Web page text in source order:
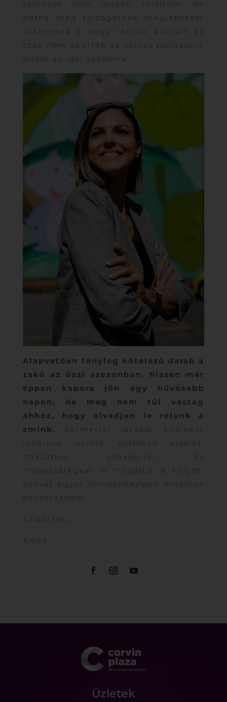
színeket nem igazán találtam, de
hátha még tartogatnak meglepetést
számomra a nagy láncok boltjait és
csak nem akarták az összes puskaport
ellőni az idei szezonra.
Alapvetően tényleg kötelező darab a
zakó az őszi szezonban, hiszen már
éppen kapóra jön egy hűvösebb
napon, de még nem túl vastag
ahhoz, hogy olvadjon le rólunk a
smink.
Farmerrel lazább, business
look-hoz szinte kötelező viselet,
miközben sneakerrel és
magassarkúval is megállja a helyét.
Szóval egyet mindenképpen érdemes
beszerezned!
Sziasztok,
Anita
Üzletek